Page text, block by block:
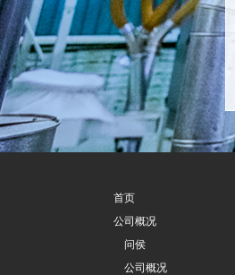
首页
公司概况
问侯
公司概况